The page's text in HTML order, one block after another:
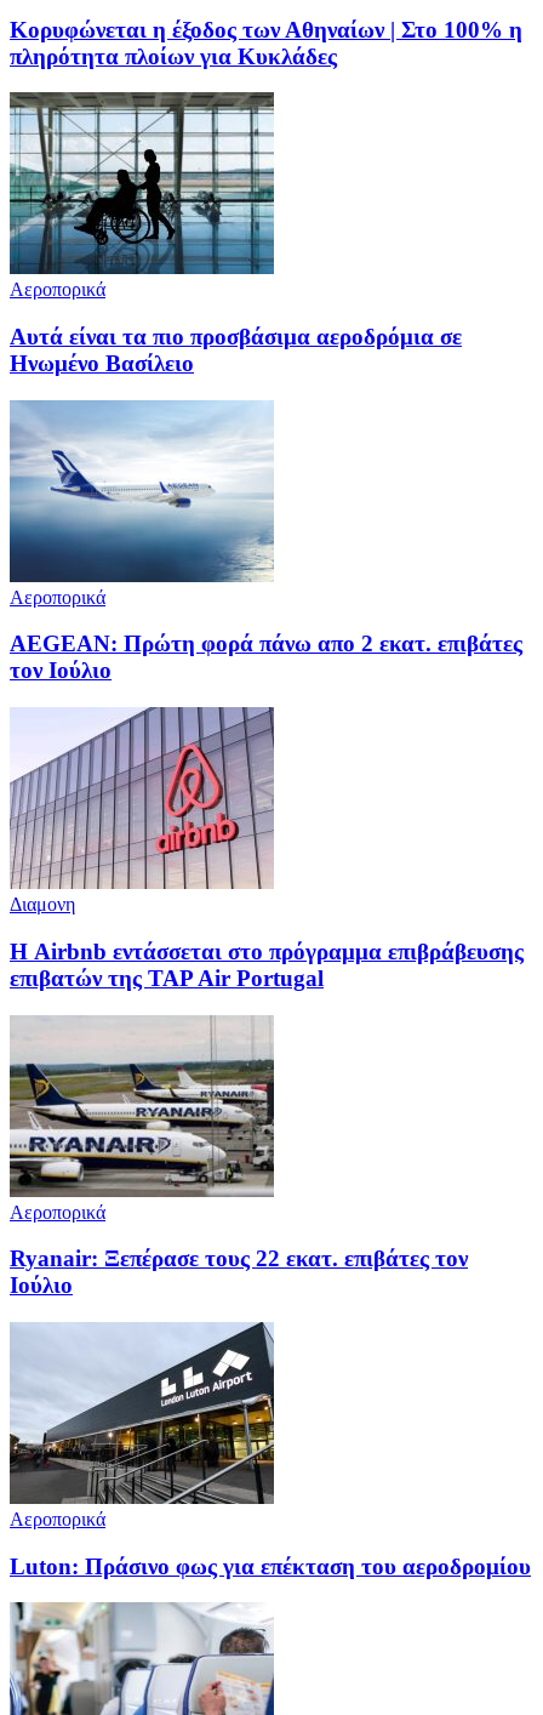
Κορυφώνεται η έξοδος των Αθηναίων | Στο 100% η
πληρότητα πλοίων για Κυκλάδες
Αεροπορικά
Αυτά είναι τα πιο προσβάσιμα αεροδρόμια σε
Ηνωμένο Βασίλειο
Αεροπορικά
AEGEAN: Πρώτη φορά πάνω απο 2 εκατ. επιβάτες
τον Ιούλιο
Διαμονη
Η Airbnb εντάσσεται στο πρόγραμμα επιβράβευσης
επιβατών της TAP Air Portugal
Αεροπορικά
Ryanair: Ξεπέρασε τους 22 εκατ. επιβάτες τον
Ιούλιο
Αεροπορικά
Luton: Πράσινο φως για επέκταση του αεροδρομίου